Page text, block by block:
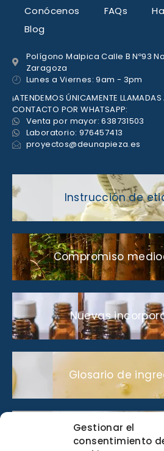
Gestionar el
consentimiento
Conócenos
FAQs
Blog
Polígono Malpica Calle B Nº93
Zaragoza
Lunes a Viernes: 9am - 3pm
¡ATENDEMOS ÚNICAMENTE
CONTACTO POR WHATSAPP:
Venta por mayor: 638731503
Laboratorio: 976457413
proyectos@deunapieza.es
Instrucción de
Compromiso
Nuevas
Glosario de
Lo que nos gusta